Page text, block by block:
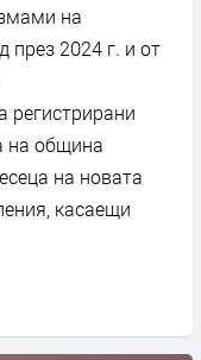
на
през 2024 г. и от
регистрирани
на община
на новата
касаещи